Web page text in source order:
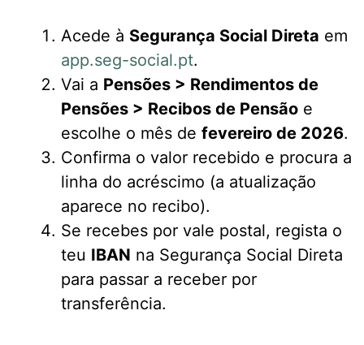
Acede à Segurança Social Direta em
app.seg-social.pt.
Vai a Pensões > Rendimentos de
Pensões > Recibos de Pensão e
escolhe o mês de fevereiro de 2026.
Confirma o valor recebido e procura a
linha do acréscimo (a atualização
aparece no recibo).
Se recebes por vale postal, regista o
teu IBAN na Segurança Social Direta
para passar a receber por
transferência.